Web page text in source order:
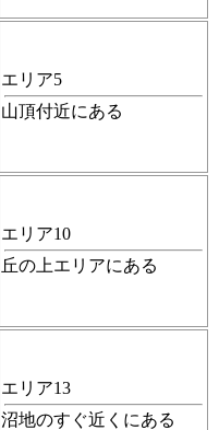
エリア5
山頂付近にある
エリア10
丘の上エリアにある
エリア13
沼地のすぐ近くにある